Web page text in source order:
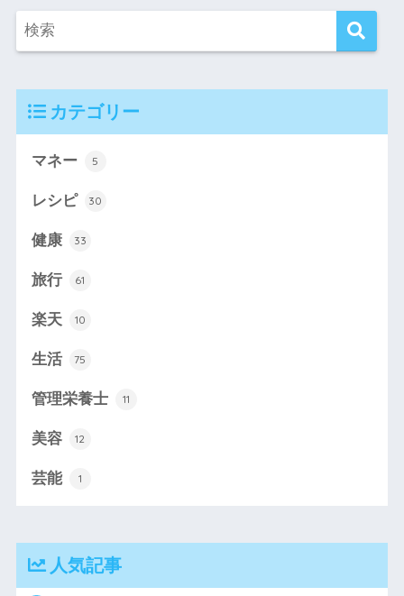
カテゴリー
マネー 5
レシピ 30
健康 33
旅行 61
楽天 10
生活 75
管理栄養士 11
美容 12
芸能 1
人気記事